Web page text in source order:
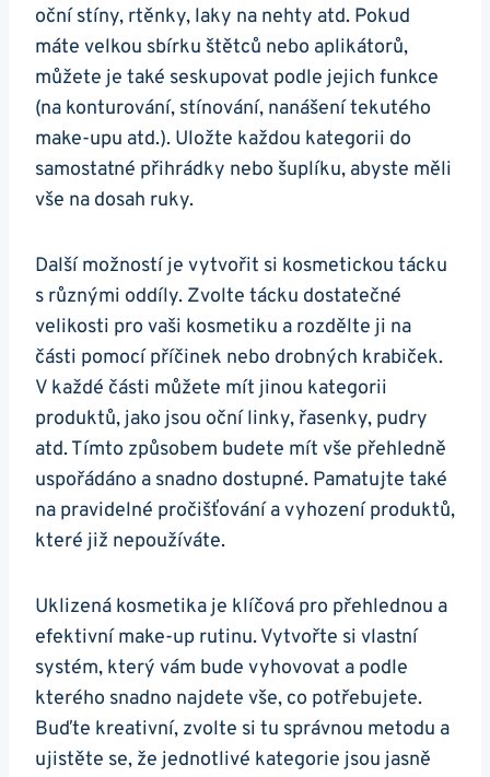
oční stíny, rtěnky, laky na nehty atd. Pokud
máte velkou sbírku štětců nebo aplikátorů,
můžete je také seskupovat podle jejich funkce
(na konturování, stínování, nanášení tekutého
make-upu atd.). Uložte každou kategorii do
samostatné přihrádky nebo šuplíku, abyste měli
vše na dosah ruky.
Další možností je vytvořit si kosmetickou tácku
s různými oddíly. Zvolte tácku dostatečné
velikosti pro vaši kosmetiku a rozdělte ji na
části pomocí příčinek nebo drobných krabiček.
V každé části můžete mít jinou kategorii
produktů, jako jsou oční linky, řasenky, pudry
atd. Tímto způsobem budete mít vše přehledně
uspořádáno a snadno dostupné. Pamatujte také
na pravidelné pročišťování a vyhození produktů,
které již nepoužíváte.
Uklizená kosmetika je klíčová pro přehlednou a
efektivní make-up rutinu. Vytvořte si vlastní
systém, který vám bude vyhovovat a podle
kterého snadno najdete vše, co potřebujete.
Buďte kreativní, zvolte si tu správnou metodu a
ujistěte se, že jednotlivé kategorie jsou jasně